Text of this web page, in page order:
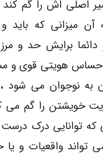
اصلی اش را گم
آن میزانی که باید و
برایش حد و مرز
هویتی قوی و
به نوجوان می شود
خویشتن را گم می
که توانایی درک درست
واقعیات و یا